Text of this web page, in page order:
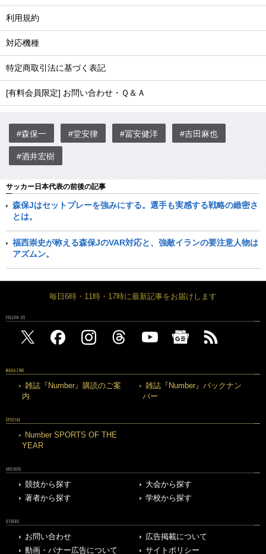
利用規約
対応機種
特定商取引法に基づく表記
[有料会員限定] お問い合わせ・Ｑ＆Ａ
#森保一 #堂安律 #冨安健洋 #吉田麻也
#酒井宏樹
サッカー日本代表の前後の記事
森保Jはセットプレーを強みにする。選手も実感する戦略の緻密さ
とは。
福西崇史が称える森保JのVAR対応と、強敵イランの要注意人物は
アズムン。
毎日6時・11時・17時に最新記事をお届けします
FOLLOW US
MAGAZINE
雑誌『Number』購読のご案
内
雑誌『Number』バックナン
バー
SPECIAL
Number SPORTS OF THE
YEAR
ARCHIVE
競技から探す
大会から探す
著者から探す
学校から探す
OTHERS
お問い合わせ
広告掲載について
動画・バナー広告について
サイトポリシー